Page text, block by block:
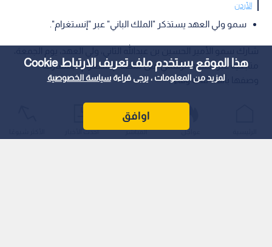
هذا الموقع يستخدم ملف تعريف الارتباط Cookie
لمزيد من المعلومات ، يرجى قراءةسياسة الخصوصية
اوافق
الأردن
سمو ولي العهد يستذكر "الملك الباني" عبر "إنستغرام".
متابعيه عبر حسابه الرسمي على منصة "إنستغرام"، بمشاركة
وصفها بأنها "لفتة وفاء".
عواجل المباشر أحدث الأخبار